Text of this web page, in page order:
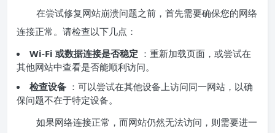
在尝试修复网站崩溃问题之前，首先需要确保您的网络
连接正常。请检查以下几点：
Wi-Fi 或数据连接是否稳定 ：重新加载页面，或尝试在
其他网站中查看是否能顺利访问。
检查设备 ：可以尝试在其他设备上访问同一网站，以确
保问题不在于特定设备。
如果网络连接正常，而网站仍然无法访问，则需要进一